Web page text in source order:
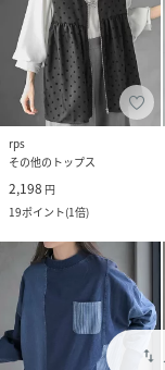
swap_vert
rps
その他のトップス
2,198 円
19ポイント(1倍)